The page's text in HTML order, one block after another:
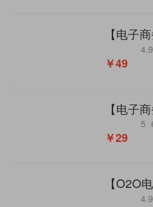
【电子
4.9
￥49
【电子
5
￥29
【O2O
4.9